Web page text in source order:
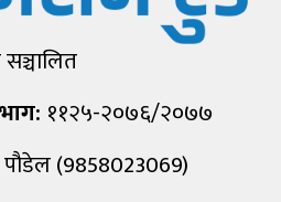
सञ्चालित
११२५-२०७६/२०७७
पौडेल (9858023069)